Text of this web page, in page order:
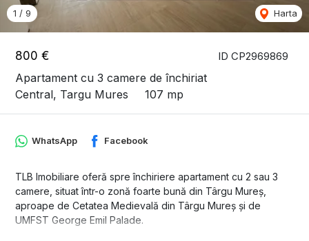
ID CP2969869
800 €
Apartament cu 3 camere de închiriat
Central, Targu Mures
107 mp
1 / 9 Harta
WhatsApp Facebook
TLB Imobiliare oferă spre închiriere apartament cu 2 sau 3
camere, situat într-o zonă foarte bună din Târgu Mureș,
aproape de Cetatea Medievală din Târgu Mureș și de
UMFST George Emil Palade.